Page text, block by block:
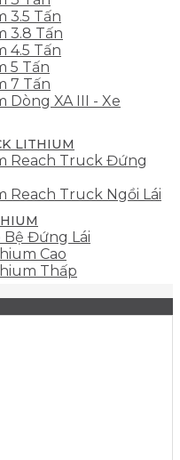
3.5 Tấn
3.8 Tấn
4.5 Tấn
5 Tấn
7 Tấn
Dòng XA III - Xe
LITHIUM
Reach Truck Đứng
Reach Truck Ngồi Lái
Bệ Đứng Lái
Cao
Thấp